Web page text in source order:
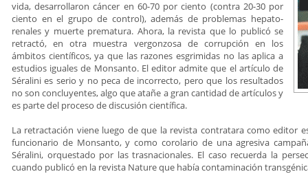
vida, desarrollaron cáncer en 60-70 por ciento (contra 20-30 por
ciento en el grupo de control), además de problemas hepato-
renales y muerte prematura. Ahora, la revista que lo publicó se
retractó, en otra muestra vergonzosa de corrupción en los
ámbitos científicos, ya que las razones esgrimidas no las aplica a
estudios iguales de Monsanto. El editor admite que el artículo de
Séralini es serio y no peca de incorrecto, pero que los resultados
no son concluyentes, algo que atañe a gran cantidad de artículos y
es parte del proceso de discusión científica.
La retractación viene luego de que la revista contratara como editor
funcionario de Monsanto, y como corolario de una agresiva
Séralini, orquestado por las trasnacionales. El caso recuerda la
cuando publicó en la revista Nature que había contaminación